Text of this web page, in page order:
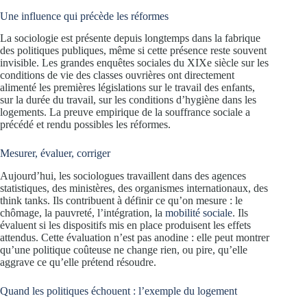
Une influence qui précède les réformes
La sociologie est présente depuis longtemps dans la fabrique
des politiques publiques, même si cette présence reste souvent
invisible. Les grandes enquêtes sociales du XIXe siècle sur les
conditions de vie des classes ouvrières ont directement
alimenté les premières législations sur le travail des enfants,
sur la durée du travail, sur les conditions d’hygiène dans les
logements. La preuve empirique de la souffrance sociale a
précédé et rendu possibles les réformes.
Mesurer, évaluer, corriger
Aujourd’hui, les sociologues travaillent dans des agences
statistiques, des ministères, des organismes internationaux, des
think tanks. Ils contribuent à définir ce qu’on mesure : le
chômage, la pauvreté, l’intégration, la mobilité sociale. Ils
évaluent si les dispositifs mis en place produisent les effets
attendus. Cette évaluation n’est pas anodine : elle peut montrer
qu’une politique coûteuse ne change rien, ou pire, qu’elle
aggrave ce qu’elle prétend résoudre.
Quand les politiques échouent : l’exemple du logement